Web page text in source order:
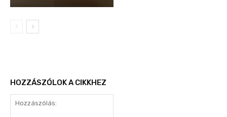
HOZZÁSZÓLOK A CIKKHEZ